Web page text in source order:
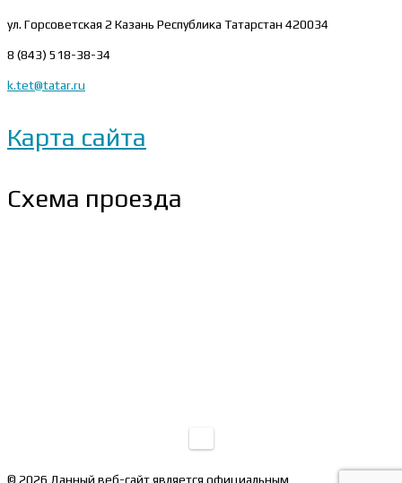
ул. Горсоветская 2 Казань Республика Татарстан 420034
8 (843) 518-38-34
k.tet@tatar.ru
Карта сайта
Схема проезда
© 2026 Данный веб-сайт является официальным